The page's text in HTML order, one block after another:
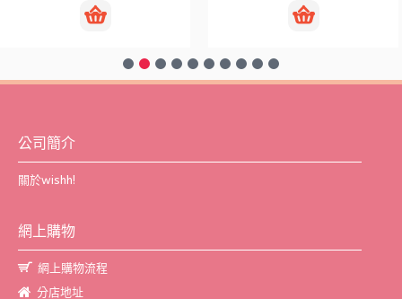
公司簡介
關於wishh!
網上購物
網上購物流程
分店地址